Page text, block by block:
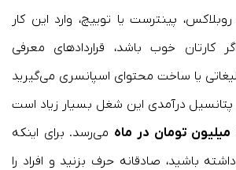
روبلاکس، پینترست یا توییچ، وارد این کار
کارتان خوب باشد، قراردادهای معرفی
یا ساخت محتوای اسپانسری می‌گیرید
درآمدی این شغل بسیار زیاد است
تومان در ماه می‌رسد. برای اینکه
باشید، صادقانه حرف بزنید و افراد را